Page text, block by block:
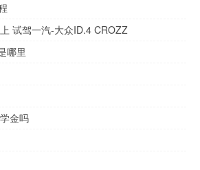
试驾一汽-大众ID.4 CROZZ
哪里
金吗